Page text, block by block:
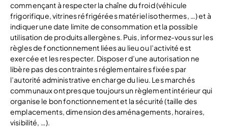
commençant à respecter la chaîne du froid (véhicule
frigorifique, vitrines réfrigérées matériel isothermes, …) et à
indiquer une date limite de consommation et la possible
utilisation de produits allergènes. Puis, informez-vous sur les
règles de fonctionnement liées au lieu ou l’activité est
exercée et les respecter. Disposer d’une autorisation ne
libère pas des contraintes réglementaires fixées par
l’autorité administrative en charge du lieu. Les marchés
communaux ont presque toujours un règlement intérieur qui
organise le bon fonctionnement et la sécurité (taille des
emplacements, dimension des aménagements, horaires,
visibilité, …).